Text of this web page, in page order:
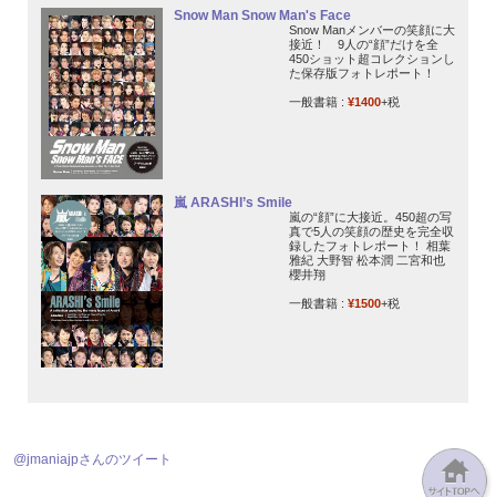
Snow Man Snow Man's Face
Snow Manメンバーの笑顔に大
接近！ 9人の“顔”だけを全
450ショット超コレクションし
た保存版フォトレポート！
一般書籍 : ¥1400+税
嵐 ARASHI’s Smile
嵐の“顔”に大接近。450超の写
真で5人の笑顔の歴史を完全収
録したフォトレポート！ 相葉
雅紀 大野智 松本潤 二宮和也
櫻井翔
一般書籍 : ¥1500+税
@jmaniajpさんのツイート